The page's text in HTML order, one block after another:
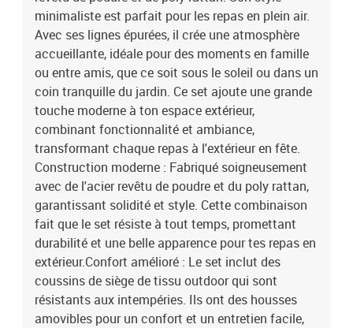
50 x 50 x 11 cm (LxWxH)EAN: 8721288651549SKU:
3380234Brand: vidaXL
minimaliste est parfait pour les repas en plein air.
Avec ses lignes épurées, il crée une atmosphère
accueillante, idéale pour des moments en famille
ou entre amis, que ce soit sous le soleil ou dans un
coin tranquille du jardin. Ce set ajoute une grande
touche moderne à ton espace extérieur,
combinant fonctionnalité et ambiance,
transformant chaque repas à l'extérieur en fête.
Construction moderne : Fabriqué soigneusement
avec de l'acier revêtu de poudre et du poly rattan,
garantissant solidité et style. Cette combinaison
fait que le set résiste à tout temps, promettant
durabilité et une belle apparence pour tes repas en
extérieur.Confort amélioré : Le set inclut des
coussins de siège de tissu outdoor qui sont
résistants aux intempéries. Ils ont des housses
amovibles pour un confort et un entretien facile,